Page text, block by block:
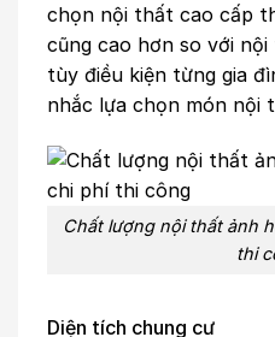
chọn nội thất cao cấp
cũng cao hơn so với
tùy điều kiện từng gia
nhắc lựa chọn món nội
Chất lượng nội thất ảnh
thi
Diện tích chung cư